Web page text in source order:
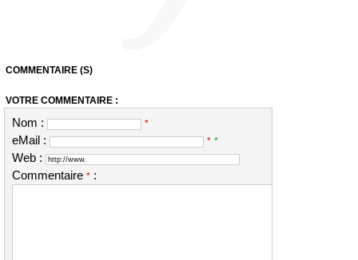
COMMENTAIRE (S)
VOTRE COMMENTAIRE :
Nom : *
eMail : * *
Web :
Commentaire * :